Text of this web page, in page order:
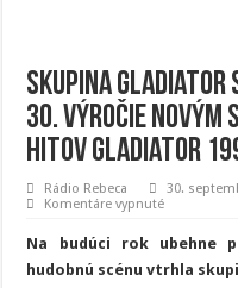
Skupina Gladiator
30. výročie novým
hitov Gladiator
Rádio Rebeca 30.
Komentáre vypnuténa
Gladiator
sa
pripravuje
Na budúci rok ubehne
hudobnú scénu vtrhla